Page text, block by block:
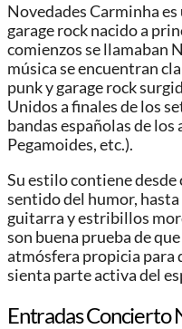
Novedades Carminha
garage rock nacido a
comienzos se llamaban
música se encuentran
punk y garage rock
Unidos a finales de los
bandas españolas de
Pegamoides, etc.).
Su estilo contiene
sentido del humor,
guitarra y estribillos
son buena prueba de
atmósfera propicia para
sienta parte activa del
Entradas Concierto